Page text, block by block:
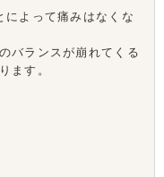
によって痛みはなくな
バランスが崩れてくる
ます。